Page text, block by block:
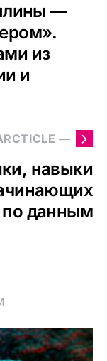
—
из
и
—
навыки
по данным